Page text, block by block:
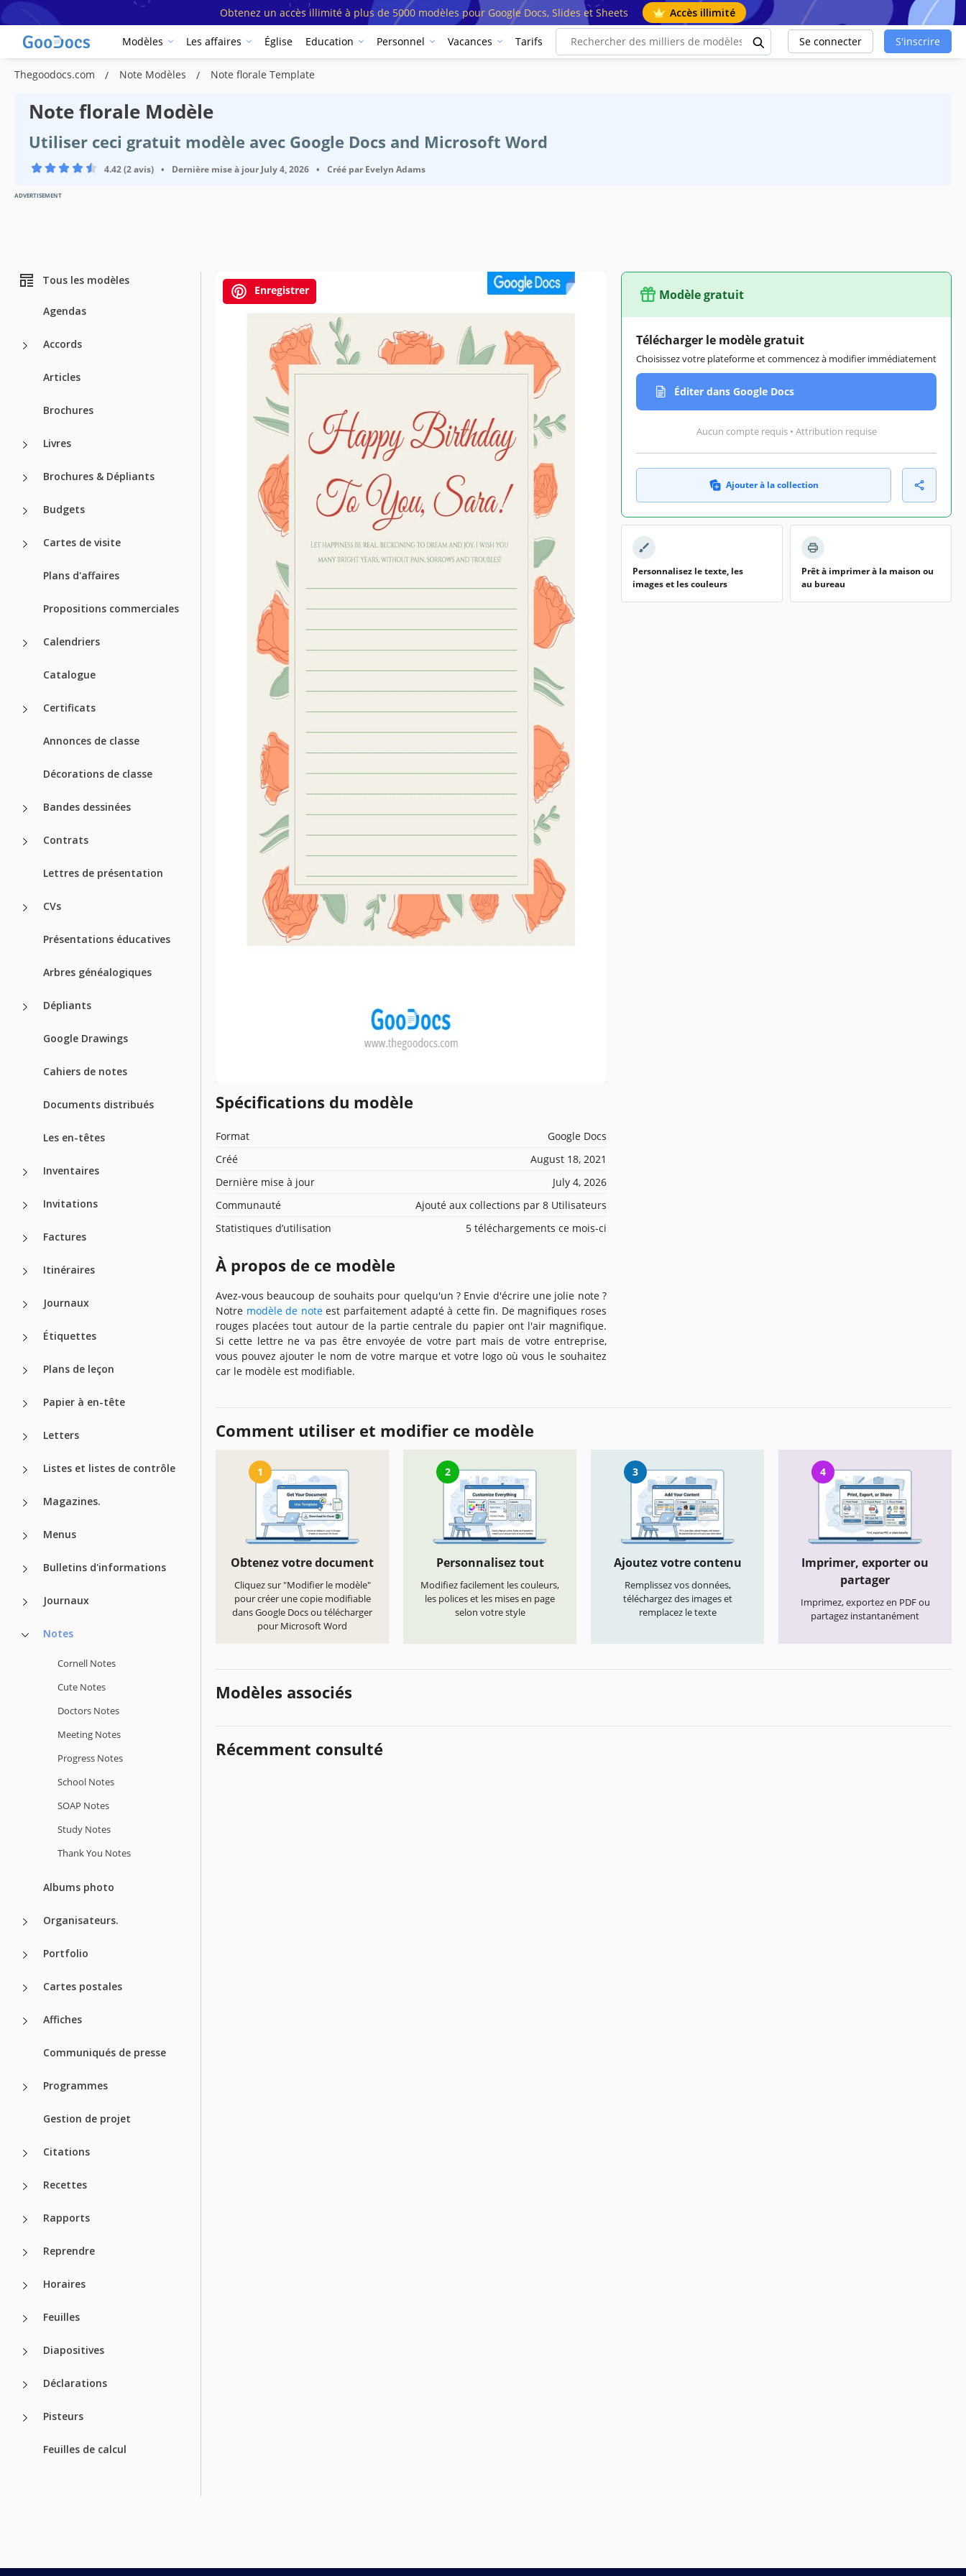
Obtenez un accès illimité à plus de 5000 modèles pour Google Docs, Slides et Sheets Accès illimité
Modèles Les affaires Église Education Personnel Vacances Tarifs Se connecter S'inscrire
Thegoodocs.com Note Modèles Note florale Template
Note florale Modèle
Utiliser ceci gratuit modèle avec Google Docs and Microsoft Word
4.42 (2 avis) • Dernière mise à jour July 4, 2026 • Créé par Evelyn Adams
ADVERTISEMENT
Tous les modèles
Agendas
Accords
Articles
Brochures
Livres
Brochures & Dépliants
Budgets
Cartes de visite
Plans d'affaires
Propositions commerciales
Calendriers
Catalogue
Certificats
Annonces de classe
Décorations de classe
Bandes dessinées
Contrats
Lettres de présentation
CVs
Présentations éducatives
Arbres généalogiques
Dépliants
Google Drawings
Cahiers de notes
Documents distribués
Les en-têtes
Inventaires
Invitations
Factures
Itinéraires
Journaux
Étiquettes
Plans de leçon
Papier à en-tête
Letters
Listes et listes de contrôle
Magazines.
Menus
Bulletins d'informations
Journaux
Notes
Cornell Notes
Cute Notes
Doctors Notes
Meeting Notes
Progress Notes
School Notes
SOAP Notes
Study Notes
Thank You Notes
Albums photo
Organisateurs.
Portfolio
Cartes postales
Affiches
Communiqués de presse
Programmes
Gestion de projet
Citations
Recettes
Rapports
Reprendre
Horaires
Feuilles
Diapositives
Déclarations
Pisteurs
Feuilles de calcul
Enregistrer
Spécifications du modèle
Format
Google Docs
Créé
August 18, 2021
Dernière mise à jour
July 4, 2026
Communauté
Ajouté aux collections par 8 Utilisateurs
Statistiques d’utilisation
5 téléchargements ce mois-ci
À propos de ce modèle
Avez-vous beaucoup de souhaits pour quelqu'un ? Envie d'écrire une jolie note ?
Notre modèle de noteest parfaitement adapté à cette fin. De magnifiques roses
rouges placées tout autour de la partie centrale du papier ont l'air magnifique.
Si cette lettre ne va pas être envoyée de votre part mais de votre entreprise,
vous pouvez ajouter le nom de votre marque et votre logo où vous le souhaitez
car le modèle est modifiable.
Modèle gratuit
Télécharger le modèle gratuit
Choisissez votre plateforme et commencez à modifier immédiatement
Éditer dans Google Docs
Aucun compte requis • Attribution requise
Ajouter à la collection
Personnalisez le texte, les
images et les couleurs
Prêt à imprimer à la maison ou
au bureau
Comment utiliser et modifier ce modèle
1
Obtenez votre document
Cliquez sur "Modifier le modèle"
pour créer une copie modifiable
dans Google Docs ou télécharger
pour Microsoft Word
2
Personnalisez tout
Modifiez facilement les couleurs,
les polices et les mises en page
selon votre style
3
Ajoutez votre contenu
Remplissez vos données,
téléchargez des images et
remplacez le texte
4
Imprimer, exporter ou
partager
Imprimez, exportez en PDF ou
partagez instantanément
Modèles associés
Récemment consulté